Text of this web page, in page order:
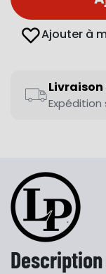
Ajouter à
Expédition